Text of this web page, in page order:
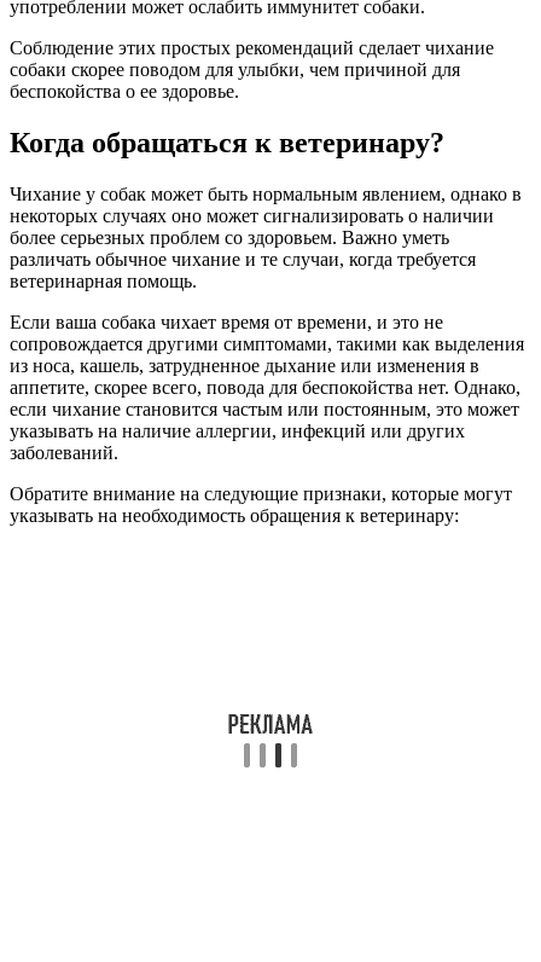
употреблении может ослабить иммунитет собаки.
Соблюдение этих простых рекомендаций сделает чихание
собаки скорее поводом для улыбки, чем причиной для
беспокойства о ее здоровье.
Когда обращаться к ветеринару?
Чихание у собак может быть нормальным явлением, однако в
некоторых случаях оно может сигнализировать о наличии
более серьезных проблем со здоровьем. Важно уметь
различать обычное чихание и те случаи, когда требуется
ветеринарная помощь.
Если ваша собака чихает время от времени, и это не
сопровождается другими симптомами, такими как выделения
из носа, кашель, затрудненное дыхание или изменения в
аппетите, скорее всего, повода для беспокойства нет. Однако,
если чихание становится частым или постоянным, это может
указывать на наличие аллергии, инфекций или других
заболеваний.
Обратите внимание на следующие признаки, которые могут
указывать на необходимость обращения к ветеринару: